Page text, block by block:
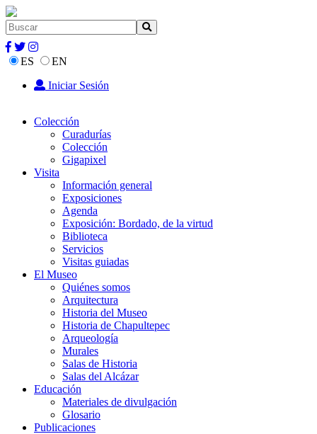
ES
EN
Iniciar Sesión
Colección
Curadurías
Colección
Gigapixel
Visita
Información general
Exposiciones
Agenda
Exposición: Bordado, de la virtud
Biblioteca
Servicios
Visitas guiadas
El Museo
Quiénes somos
Arquitectura
Historia del Museo
Historia de Chapultepec
Arqueología
Murales
Salas de Historia
Salas del Alcázar
Educación
Materiales de divulgación
Glosario
Publicaciones